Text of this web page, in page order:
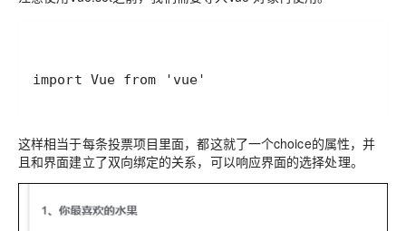
import Vue from 'vue'
这样相当于每条投票项目里面，都这就了一个choice的属性，并
且和界面建立了双向绑定的关系，可以响应界面的选择处理。